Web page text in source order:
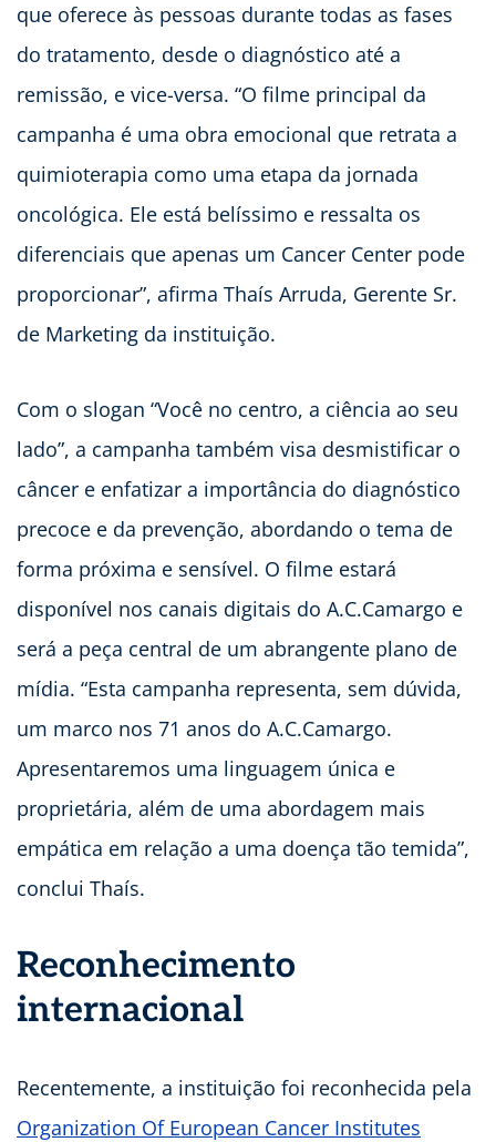
que oferece às pessoas durante todas as fases
do tratamento, desde o diagnóstico até a
remissão, e vice-versa. “O filme principal da
campanha é uma obra emocional que retrata a
quimioterapia como uma etapa da jornada
oncológica. Ele está belíssimo e ressalta os
diferenciais que apenas um Cancer Center pode
proporcionar”, afirma Thaís Arruda, Gerente Sr.
de Marketing da instituição.
Com o slogan “Você no centro, a ciência ao seu
lado”, a campanha também visa desmistificar o
câncer e enfatizar a importância do diagnóstico
precoce e da prevenção, abordando o tema de
forma próxima e sensível. O filme estará
disponível nos canais digitais do A.C.Camargo e
será a peça central de um abrangente plano de
mídia. “Esta campanha representa, sem dúvida,
um marco nos 71 anos do A.C.Camargo.
Apresentaremos uma linguagem única e
proprietária, além de uma abordagem mais
empática em relação a uma doença tão temida”,
conclui Thaís.
Reconhecimento
internacional
Recentemente, a instituição foi reconhecida pela
Organization Of European Cancer Institutes